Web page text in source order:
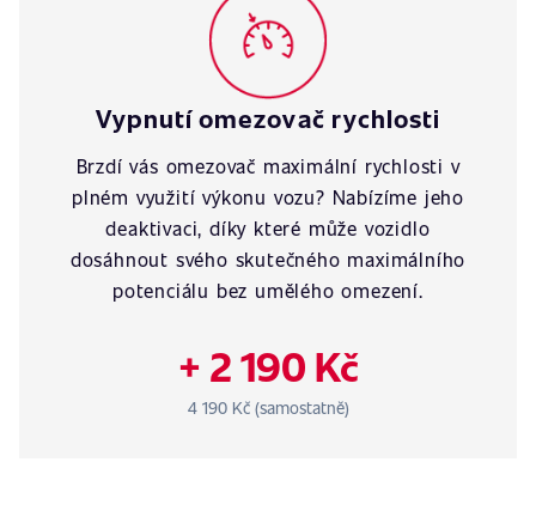
Vypnutí omezovač rychlosti
Brzdí vás omezovač maximální rychlosti v
plném využití výkonu vozu? Nabízíme jeho
deaktivaci, díky které může vozidlo
dosáhnout svého skutečného maximálního
potenciálu bez umělého omezení.
+ 2 190 Kč
4 190 Kč (samostatně)